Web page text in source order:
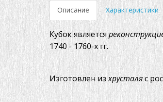
Описание Характеристики
Кубок является
1740 - 1760-х гг.
Изготовлен изхрусталяс